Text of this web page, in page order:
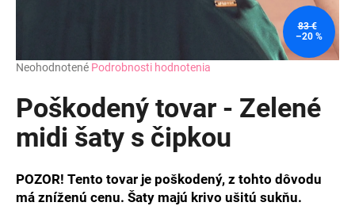
Priemerné
produktu
je
hviezdičiek.
Neohodnotené Podrobnosti hodnotenia
Poškodený tovar - Zelené
midi šaty s čipkou
POZOR! Tento tovar je poškodený, z tohto dôvodu
má zníženú cenu. Šaty majú krivo ušitú sukňu.
83 €
–20 %